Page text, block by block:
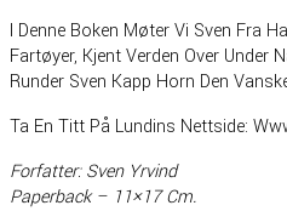
I Denne Boken Møter Vi Sven Fra
Fartøyer, Kjent Verden Over Under
Runder Sven Kapp Horn Den
Ta En Titt På Lundins Nettside:
Forfatter: Sven Yrvind
Paperback – 11×17 Cm.